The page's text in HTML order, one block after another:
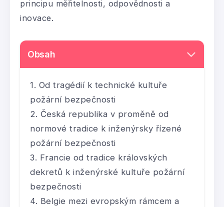
principu měřitelnosti, odpovědnosti a
inovace.
Obsah
Od tragédií k technické kultuře
požární bezpečnosti
Česká republika v proměně od
normové tradice k inženýrsky řízené
požární bezpečnosti
Francie od tradice královských
dekretů k inženýrské kultuře požární
bezpečnosti
Belgie mezi evropským rámcem a